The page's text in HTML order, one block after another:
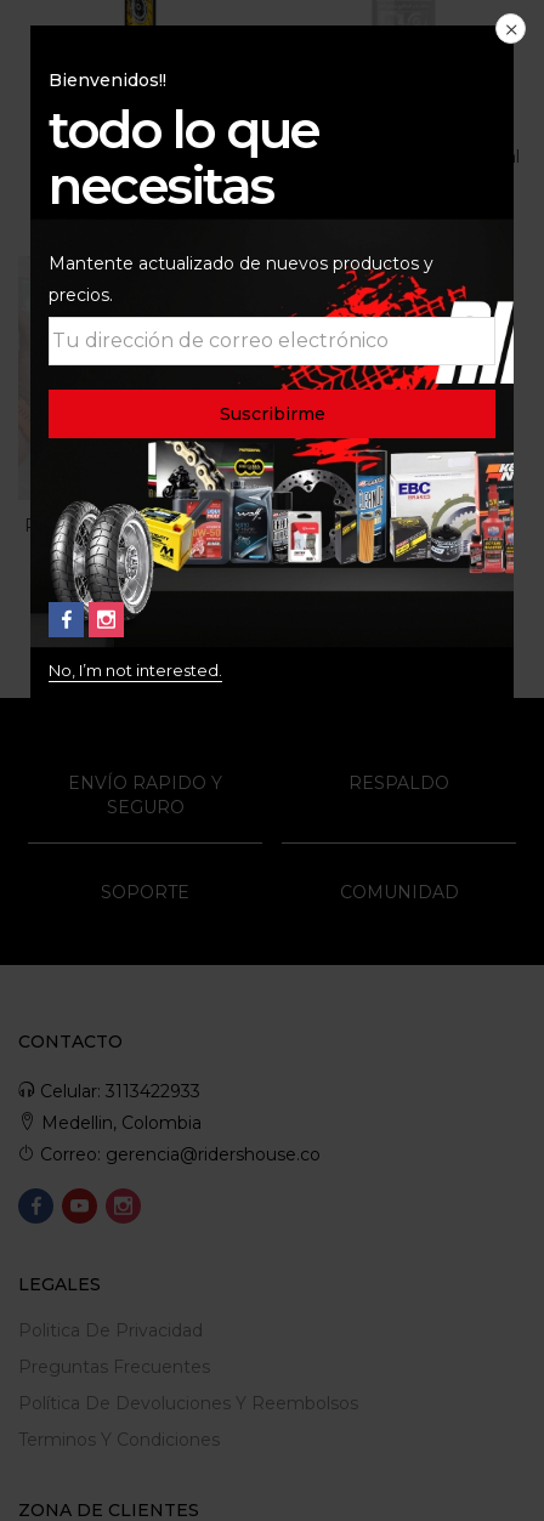
Limpiador de Frenos
$40.000
Limpiador de Piezas y
Frenos LIQUI MOLY 500ml
PALANCA CON UÑA PARA
DESMONTAR LLANTA
$20.000
Bienvenidos!!
todo lo que
necesitas
Mantente actualizado de nuevos productos y
precios.
No, I’m not interested.
ENVÍO RAPIDO Y
SEGURO
RESPALDO
SOPORTE COMUNIDAD
CONTACTO
Celular: 3113422933
Medellin, Colombia
Correo: gerencia@ridershouse.co
LEGALES
Politica De Privacidad
Preguntas Frecuentes
Política De Devoluciones Y Reembolsos
Terminos Y Condiciones
ZONA DE CLIENTES